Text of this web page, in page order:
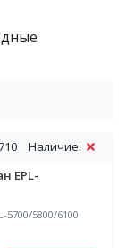
Наличие:
EPL-
5700/5800/6100